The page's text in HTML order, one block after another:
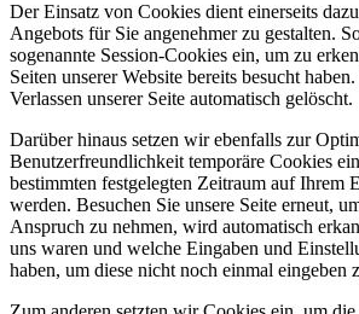
Der Einsatz von Cookies dient einerseits
Angebots für Sie angenehmer zu gestalten.
sogenannte Session-Cookies ein, um zu
Seiten unserer Website bereits besucht
Verlassen unserer Seite automatisch gelöscht.
Darüber hinaus setzen wir ebenfalls zur
Benutzerfreundlichkeit temporäre Cookies
bestimmten festgelegten Zeitraum auf Ihrem
werden. Besuchen Sie unsere Seite erneut,
Anspruch zu nehmen, wird automatisch
uns waren und welche Eingaben und
haben, um diese nicht noch einmal eingeben